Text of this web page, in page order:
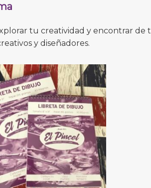
tu creatividad y encontrar de
y diseñadores.